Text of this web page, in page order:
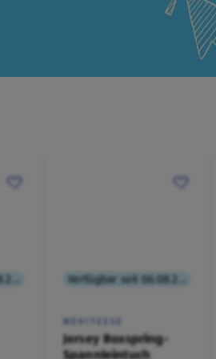
NOVITESSE
Jersey Boxspring-
Spannleintuch